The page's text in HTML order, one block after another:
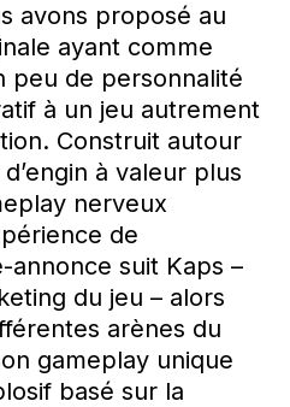
avons proposé au
ayant comme
peu de personnalité
à un jeu autrement
Construit autour
à valeur plus
nerveux
de
annonce suit Kaps –
du jeu – alors
arènes du
gameplay unique
basé sur la